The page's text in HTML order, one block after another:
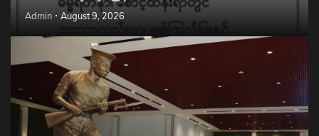
Admin August 9, 2026